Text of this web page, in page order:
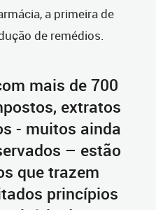
a primeira de
de remédios.
mais de 700
extratos
- muitos ainda
– estão
que trazem
princípios